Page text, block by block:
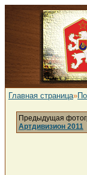
Главная страница»
Предыдущая
Артдивизион 2011